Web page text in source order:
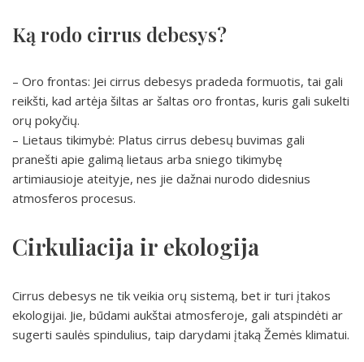
Ką rodo cirrus debesys?
– Oro frontas: Jei cirrus debesys pradeda formuotis, tai gali
reikšti, kad artėja šiltas ar šaltas oro frontas, kuris gali sukelti
orų pokyčių.
– Lietaus tikimybė: Platus cirrus debesų buvimas gali
pranešti apie galimą lietaus arba sniego tikimybę
artimiausioje ateityje, nes jie dažnai nurodo didesnius
atmosferos procesus.
Cirkuliacija ir ekologija
Cirrus debesys ne tik veikia orų sistemą, bet ir turi įtakos
ekologijai. Jie, būdami aukštai atmosferoje, gali atspindėti ar
sugerti saulės spindulius, taip darydami įtaką Žemės klimatui.